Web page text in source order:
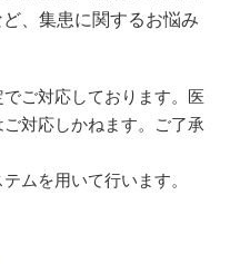
、集患に関するお悩み
ご対応しております。医
対応しかねます。ご了承
ムを用いて行います。